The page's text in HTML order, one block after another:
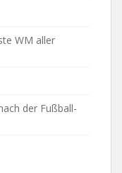
WM aller
der Fußball-